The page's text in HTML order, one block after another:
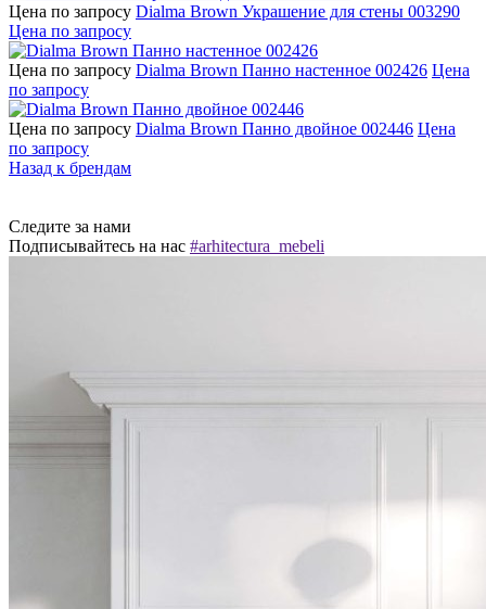
Цена по запросу Dialma Brown Украшение для стены 003290
Цена по запросу
Цена по запросу Dialma Brown Панно настенное 002426 Цена
по запросу
Цена по запросу Dialma Brown Панно двойное 002446 Цена
по запросу
Назад к брендам
Следите за нами
Подписывайтесь на нас #arhitectura_mebeli